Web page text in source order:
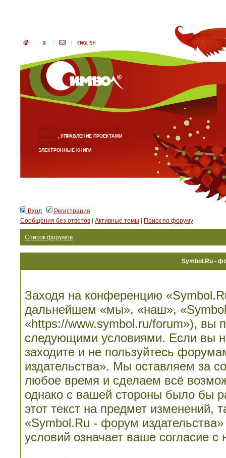
ИНФОРМАЦИОННЫЕ ТЕХНОЛОГИИ
БИЗНЕС, УПРАВЛЕНИЕ ПРОЕКТАМИ
АНГЛИЙСКИЙ ЯЗЫК
ЭЛЕКТРОННЫЕ КНИГИ
Вход
Регистрация
Сообщения без ответов
Активные темы Поиск по форуму
Список форумов
Symbol.Ru -
Заходя на конференцию
дальнейшем «мы», «наш»,
«https://www.symbol.ru/forum»), вы
следующими условиями. Если вы
заходите и не пользуйтесь
издательства». Мы оставляем за
любое время и сделаем всё
однако с вашей стороны было бы
этот текст на предмет изменений,
«Symbol.Ru - форум
условий означает ваше согласие с